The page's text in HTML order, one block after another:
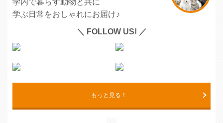
学内で暮らす動物と共に
学ぶ日常をおしゃれにお届け♪
＼ FOLLOW US! ／
もっと見る！